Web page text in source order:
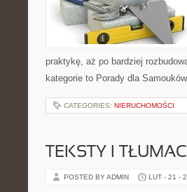
praktykę, aż po bardziej
kategorie to Porady dla
CATEGORIES: NIERUCHOMOŚCI
TEKSTY I
POSTED BY ADMIN LUT - 21 -